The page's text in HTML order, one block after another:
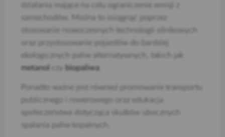
działania mające na celu ograniczenie emisji z
samochodów. Można to osiągnąć poprzez
stosowanie nowoczesnych technologii silnikowych
oraz przystosowanie pojazdów do bardziej
ekologicznych paliw alternatywnych, takich jak
metanol
biopaliwa
Ponadto ważne jest również promowanie transportu
publicznego i rowerowego oraz edukacja
społeczeństwa dotycząca skutków ubocznych
spalania paliw kopalnych.